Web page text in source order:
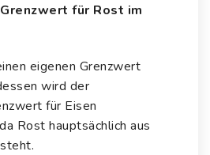
für Rost im
eigenen Grenzwert
wird der
für Eisen
Rost hauptsächlich aus